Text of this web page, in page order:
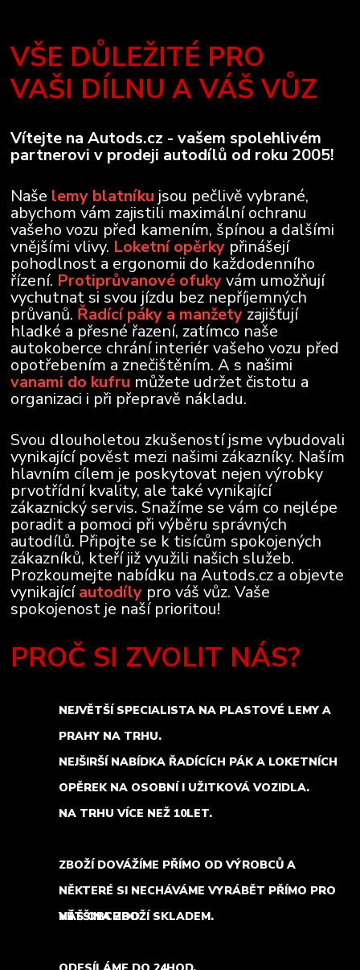
VŠE DŮLEŽITÉ PRO
VAŠI DÍLNU A VÁŠ VŮZ
Vítejte na Autods.cz - vašem spolehlivém
partnerovi v prodeji autodílů od roku 2005!
Naše lemy blatníku jsou pečlivě vybrané,
abychom vám zajistili maximální ochranu
vašeho vozu před kamením, špínou a dalšími
vnějšími vlivy. Loketní opěrky přinášejí
pohodlnost a ergonomii do každodenního
řízení. Protiprůvanové ofukyvám umožňují
vychutnat si svou jízdu bez nepříjemných
průvanů. Řadící páky a manžety zajišťují
hladké a přesné řazení, zatímco naše
autokoberce chrání interiér vašeho vozu před
opotřebením a znečištěním. A s našimi
vanami do kufru můžete udržet čistotu a
organizaci i při přepravě nákladu.
Svou dlouholetou zkušeností jsme vybudovali
vynikající pověst mezi našimi zákazníky. Naším
hlavním cílem je poskytovat nejen výrobky
prvotřídní kvality, ale také vynikající
zákaznický servis. Snažíme se vám co nejlépe
poradit a pomoci při výběru správných
autodílů. Připojte se k tisícům spokojených
zákazníků, kteří již využili našich služeb.
Prozkoumejte nabídku na Autods.cz a objevte
vynikajícíautodíly pro váš vůz. Vaše
spokojenost je naší prioritou!
PROČ SI ZVOLIT NÁS?
NEJVĚTŠÍ SPECIALISTA NA PLASTOVÉ LEMY A
PRAHY NA TRHU.
NEJŠIRŠÍ NABÍDKA ŘADÍCÍCH PÁK A LOKETNÍCH
OPĚREK NA OSOBNÍ I UŽITKOVÁ VOZIDLA.
NA TRHU VÍCE NEŽ 10LET.
ZBOŽÍ DOVÁŽÍME PŘÍMO OD VÝROBCŮ A
NĚKTERÉ SI NECHÁVÁME VYRÁBĚT PŘÍMO PRO
NÁŠ OBCHOD.
VĚTŠINA ZBOŽÍ SKLADEM.